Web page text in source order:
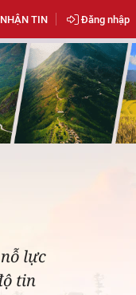
NHẬN TIN Đăng nhập
lực
tin